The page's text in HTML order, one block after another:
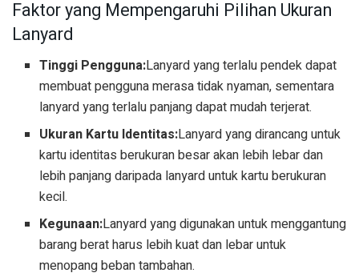
Faktor yang Mempengaruhi Pilihan Ukuran
Lanyard
Tinggi Pengguna:Lanyard yang terlalu pendek dapat
membuat pengguna merasa tidak nyaman, sementara
lanyard yang terlalu panjang dapat mudah terjerat.
Ukuran Kartu Identitas:Lanyard yang dirancang untuk
kartu identitas berukuran besar akan lebih lebar dan
lebih panjang daripada lanyard untuk kartu berukuran
kecil.
Kegunaan:Lanyard yang digunakan untuk menggantung
barang berat harus lebih kuat dan lebar untuk
menopang beban tambahan.